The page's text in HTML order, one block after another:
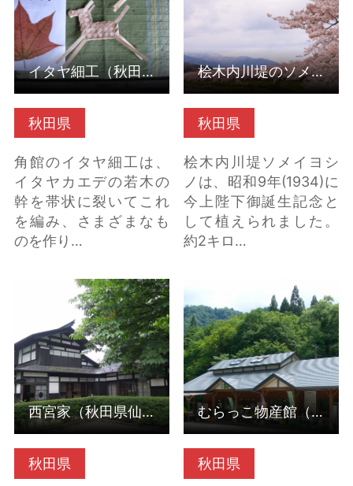
秋田県
角館のイタヤ細工は、
イタヤカエデの若木の
幹を帯状に裂いてこれ
を編み、さまざまなも
のを作り…
イタヤ細工（秋田県仙北市）
秋田県
桧木内川堤ソメイヨシ
ノは、昭和9年(1934)に
今上陛下御誕生記念と
して植えられました。
約2キロ…
桧木内川堤のソメイヨシノ（秋田県仙北市）
秋田県
西宮家（秋田県仙北
市） の詳細はこちら
西宮家（秋田県仙北市）
秋田県
むらっこ物産館（秋田
県仙北市） の詳細はこ
ちら
むらっこ物産館（秋田県仙北市）